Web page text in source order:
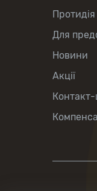
Протидія
Для
Новини
Акції